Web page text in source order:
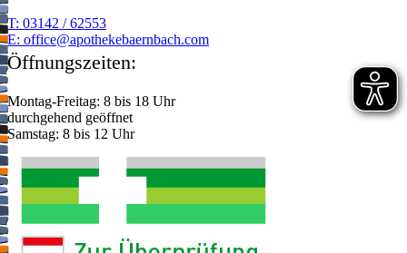
T: 03142 / 62553
E: moc.hcabnreabekehtopa@eciffo
Öffnungszeiten:
Montag-Freitag: 8 bis 18 Uhr
durchgehend geöffnet
Samstag: 8 bis 12 Uhr